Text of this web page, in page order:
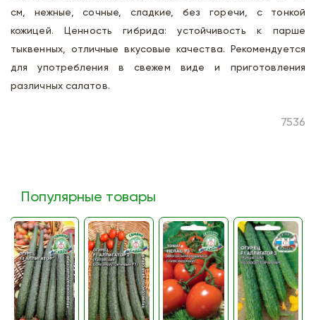
см, нежные, сочные, сладкие, без горечи, с тонкой
кожицей. Ценность гибрида: устойчивость к парше
тыквенных, отличные вкусовые качества. Рекомендуется
для употребления в свежем виде и приготовления
различных салатов.
7536
Популярные товары